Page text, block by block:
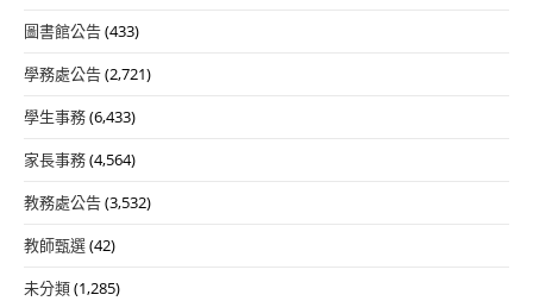
圖書館公告(433)
學務處公告(2,721)
學生事務(6,433)
家長事務(4,564)
教務處公告(3,532)
教師甄選(42)
未分類(1,285)